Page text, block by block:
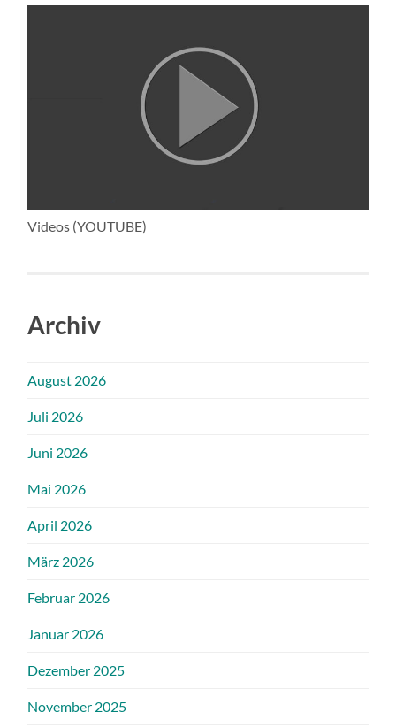
Videos (YOUTUBE)
Archiv
August 2026
Juli 2026
Juni 2026
Mai 2026
April 2026
März 2026
Februar 2026
Januar 2026
Dezember 2025
November 2025